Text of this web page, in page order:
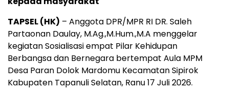
TAPSEL (HK) – Anggota DPR/MPR RI DR. Saleh
Partaonan Daulay, M.Ag.,M.Hum.,M.A menggelar
kegiatan Sosialisasi empat Pilar Kehidupan
Berbangsa dan Bernegara bertempat Aula MPM
Desa Paran Dolok Mardomu Kecamatan Sipirok
Kabupaten Tapanuli Selatan, Ranu 17 Juli 2026.